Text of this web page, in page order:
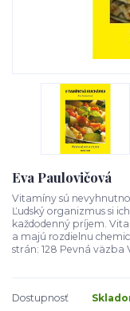
Eva Paulovičová
Vitamíny sú
Ľudský organizmus si
každodenný príjem.
a majú rozdielnu
strán: 128 Pevná väzba
Dostupnosť